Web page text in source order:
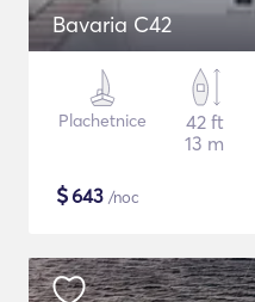
Bavaria C42
Plachetnice
42 ft
13 m
$643 /noc